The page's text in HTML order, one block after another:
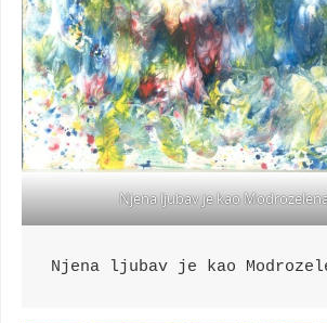
Njena ljubav je kao
Njena ljubav je kao